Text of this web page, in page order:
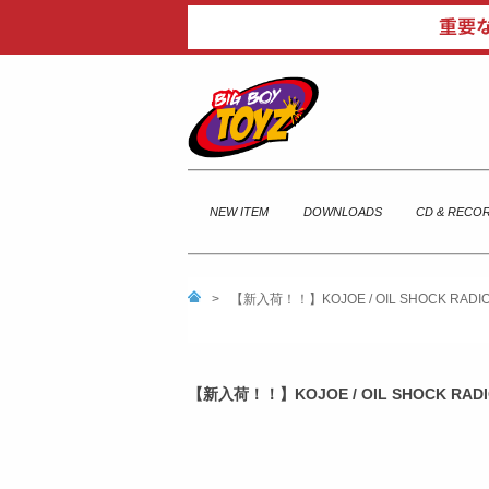
NEW ITEM DOWNLOADS CD &
> 【新入荷！！】KOJOE / OIL SHOCK
【新入荷！！】KOJOE / OIL SHOCK